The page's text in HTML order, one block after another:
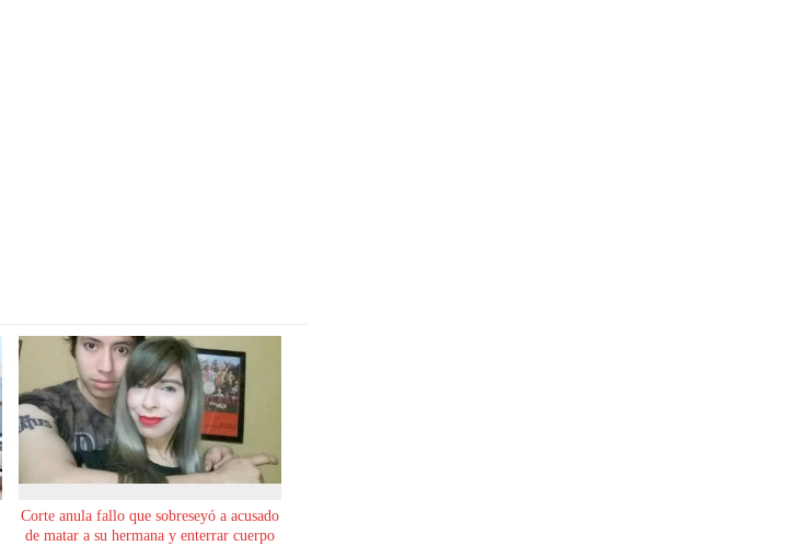
Corte anula fallo que sobreseyó a acusado
de matar a su hermana y enterrar cuerpo